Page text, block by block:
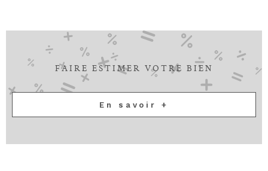
environnement résidentiel recherché et paisible. Libre de toutes
occupation. Idéal pour un premier achat ou un investissement locatif, c et
appartement allie parfaitement calme, fonctionnalité et cadre de vie
agréable. Une belle opportunité à découvrir sans tarder.
FAIRE ESTIMER VOTRE BIEN
En savoir +